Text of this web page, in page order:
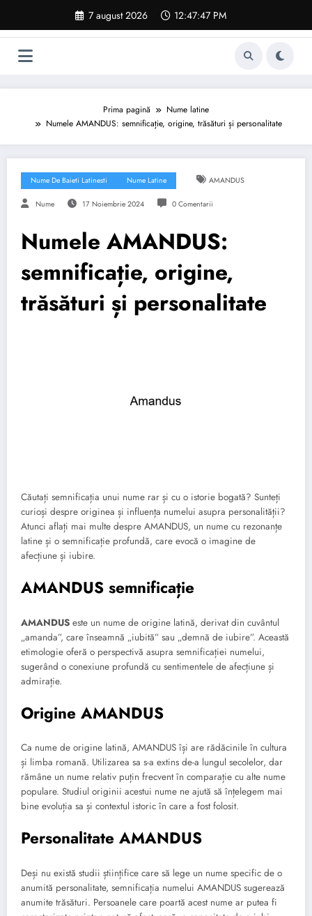
conținut
7 august 2026 12:47:48 PM
Prima pagină
Nume latine
Numele AMANDUS: semnificație, origine, trăsături și personalitate
Nume De Baieti Latinesti Nume Latine AMANDUS
Nume 17 Noiembrie 2024 0 Comentarii
Numele AMANDUS:
semnificație, origine,
trăsături și personalitate
Căutați semnificația unui nume rar și cu o istorie bogată? Sunteți
curioși despre originea și influența numelui asupra personalității?
Atunci aflați mai multe despre AMANDUS, un nume cu rezonanțe
latine și o semnificație profundă, care evocă o imagine de
afecțiune și iubire.
AMANDUS semnificație
AMANDUS este un nume de origine latină, derivat din cuvântul
„amanda”, care înseamnă „iubită” sau „demnă de iubire”. Această
etimologie oferă o perspectivă asupra semnificației numelui,
sugerând o conexiune profundă cu sentimentele de afecțiune și
admirație.
Origine AMANDUS
Ca nume de origine latină, AMANDUS își are rădăcinile în cultura
și limba romană. Utilizarea sa s-a extins de-a lungul secolelor, dar
rămâne un nume relativ puțin frecvent în comparație cu alte nume
populare. Studiul originii acestui nume ne ajută să înțelegem mai
bine evoluția sa și contextul istoric în care a fost folosit.
Personalitate AMANDUS
Deși nu există studii științifice care să lege un nume specific de o
anumită personalitate, semnificația numelui AMANDUS sugerează
anumite trăsături. Persoanele care poartă acest nume ar putea fi